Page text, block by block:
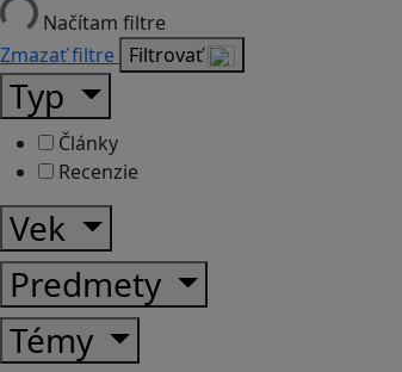
Načítam filtre
Zmazať filtre Filtrovať
Typ
Články
Recenzie
Vek
Predmety
Témy